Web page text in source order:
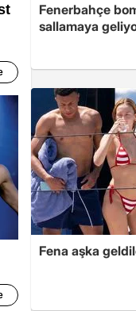
Fenerbahçe
sallamaya
Fena aşka